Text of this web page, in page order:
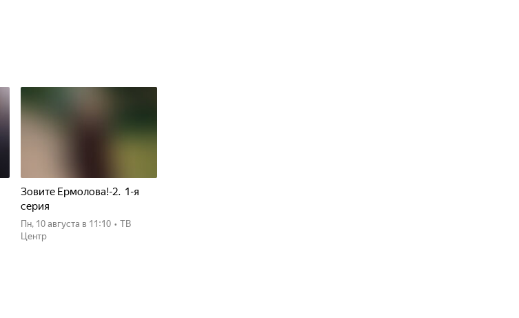
Зовите Ермолова!-2. 1-я
серия
пн, 10 августа в 11:10 • ТВ
Центр